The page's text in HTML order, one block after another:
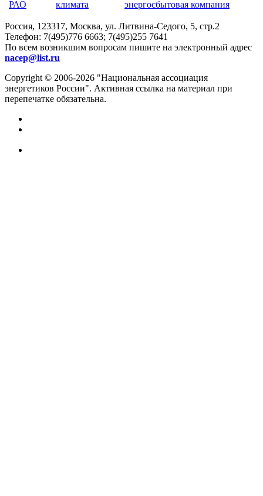
Россия, 123317, Москва, ул. Литвина-Седого, 5, стр.2
Телефон: 7(495)776 6663; 7(495)255 7641
По всем возникшим вопросам пишите на электронный адрес
nacep@list.ru
Copyright © 2006-2026 "Национальная ассоциация
энергетиков России". Активная ссылка на материал при
перепечатке обязательна.